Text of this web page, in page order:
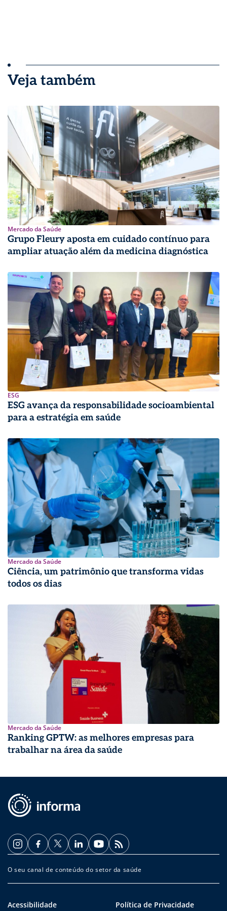
Veja também
Mercado da Saúde
Grupo Fleury aposta em cuidado contínuo para
ampliar atuação além da medicina diagnóstica
ESG
ESG avança da responsabilidade socioambiental
para a estratégia em saúde
Mercado da Saúde
Ciência, um patrimônio que transforma vidas
todos os dias
Mercado da Saúde
Ranking GPTW: as melhores empresas para
trabalhar na área da saúde
O seu canal de conteúdo do setor da saúde
Acessibilidade Política de Privacidade